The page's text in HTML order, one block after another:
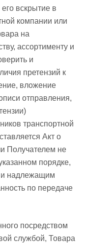
вскрытие в
компании или
на
ассортименту и
и
претензий к
вложение
отправления,
транспортной
Акт о
Получателем не
порядке,
и надлежащим
по передаче
посредством
службой, Товара